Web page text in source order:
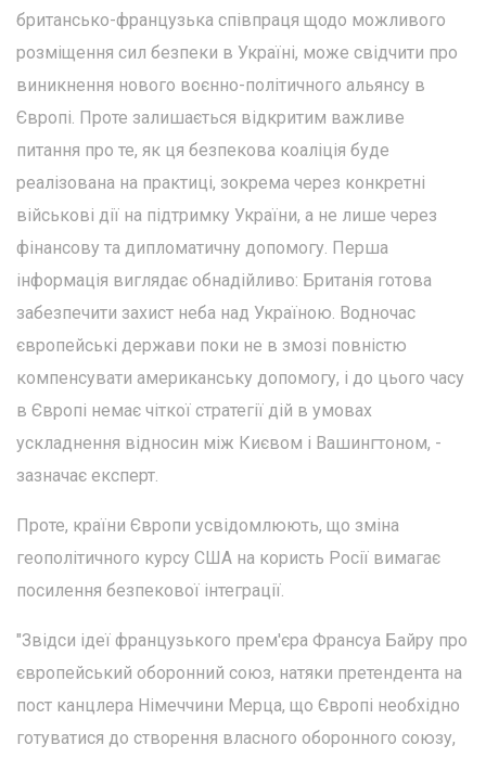
британсько-французька співпраця щодо можливого
розміщення сил безпеки в Україні, може свідчити про
виникнення нового воєнно-політичного альянсу в
Європі. Проте залишається відкритим важливе
питання про те, як ця безпекова коаліція буде
реалізована на практиці, зокрема через конкретні
військові дії на підтримку України, а не лише через
фінансову та дипломатичну допомогу. Перша
інформація виглядає обнадійливо: Британія готова
забезпечити захист неба над Україною. Водночас
європейські держави поки не в змозі повністю
компенсувати американську допомогу, і до цього часу
в Європі немає чіткої стратегії дій в умовах
ускладнення відносин між Києвом і Вашингтоном, -
зазначає експерт.
Проте, країни Європи усвідомлюють, що зміна
геополітичного курсу США на користь Росії вимагає
посилення безпекової інтеграції.
"Звідси ідеї французького прем'єра Франсуа Байру про
європейський оборонний союз, натяки претендента на
пост канцлера Німеччини Мерца, що Європі необхідно
готуватися до створення власного оборонного союзу,